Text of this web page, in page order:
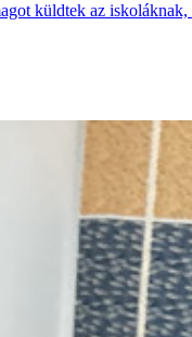
küldtek az